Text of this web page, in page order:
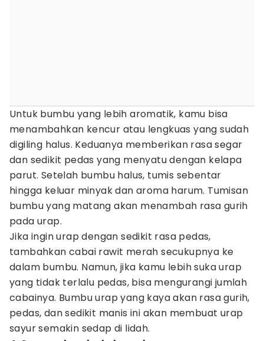
Untuk bumbu yang lebih aromatik, kamu bisa
menambahkan kencur atau lengkuas yang sudah
digiling halus. Keduanya memberikan rasa segar
dan sedikit pedas yang menyatu dengan kelapa
parut. Setelah bumbu halus, tumis sebentar
hingga keluar minyak dan aroma harum. Tumisan
bumbu yang matang akan menambah rasa gurih
pada urap.
Jika ingin urap dengan sedikit rasa pedas,
tambahkan cabai rawit merah secukupnya ke
dalam bumbu. Namun, jika kamu lebih suka urap
yang tidak terlalu pedas, bisa mengurangi jumlah
cabainya. Bumbu urap yang kaya akan rasa gurih,
pedas, dan sedikit manis ini akan membuat urap
sayur semakin sedap di lidah.